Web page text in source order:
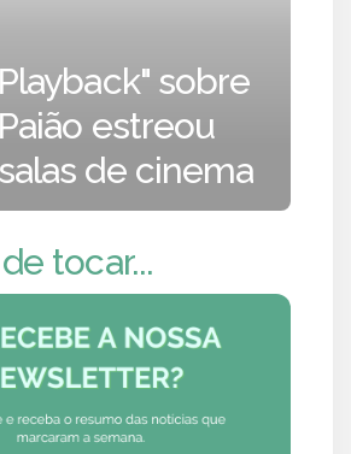
sobre
estreou
de cinema
tocar...